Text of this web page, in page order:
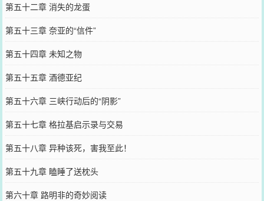
第五十二章 消失的龙蛋
第五十三章 奈亚的“信件”
第五十四章 未知之物
第五十五章 酒德亚纪
第五十六章 三峡行动后的“阴影”
第五十七章 格拉基启示录与交易
第五十八章 异种该死，害我至此！
第五十九章 瞌睡了送枕头
第六十章 路明非的奇妙阅读